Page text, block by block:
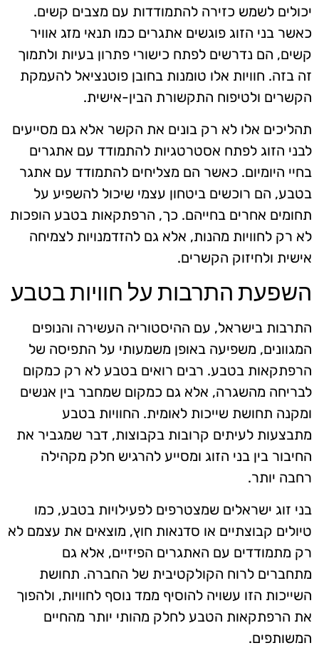
יכולים לשמש כזירה להתמודדות עם מצבים קשים.
כאשר בני הזוג פוגשים אתגרים כמו תנאי מזג אוויר
קשים, הם נדרשים לפתח כישורי פתרון בעיות ולתמוך
זה בזה. חוויות אלו טומנות בחובן פוטנציאל להעמקת
הקשרים ולטיפוח התקשורת הבין-אישית.
תהליכים אלו לא רק בונים את הקשר אלא גם מסייעים
לבני הזוג לפתח אסטרטגיות להתמודד עם אתגרים
בחיי היומיום. כאשר הם מצליחים להתמודד עם אתגר
בטבע, הם רוכשים ביטחון עצמי שיכול להשפיע על
תחומים אחרים בחייהם. כך, הרפתקאות בטבע הופכות
לא רק לחוויות מהנות, אלא גם להזדמנויות לצמיחה
אישית ולחיזוק הקשרים.
השפעת התרבות על חוויות בטבע
התרבות בישראל, עם ההיסטוריה העשירה והנופים
המגוונים, משפיעה באופן משמעותי על התפיסה של
הרפתקאות בטבע. רבים רואים בטבע לא רק כמקום
לבריחה מהשגרה, אלא גם כמקום שמחבר בין אנשים
ומקנה תחושת שייכות לאומית. החוויות בטבע
מתבצעות לעיתים קרובות בקבוצות, דבר שמגביר את
החיבור בין בני הזוג ומסייע להרגיש חלק מקהילה
רחבה יותר.
בני זוג ישראלים שמצטרפים לפעילויות בטבע, כמו
טיולים קבוצתיים או סדנאות חוץ, מוצאים את עצמם לא
רק מתמודדים עם האתגרים הפיזיים, אלא גם
מתחברים לרוח הקולקטיבית של החברה. תחושת
השייכות הזו עשויה להוסיף ממד נוסף לחוויות, ולהפוך
את הרפתקאות הטבע לחלק מהותי יותר מהחיים
המשותפים.